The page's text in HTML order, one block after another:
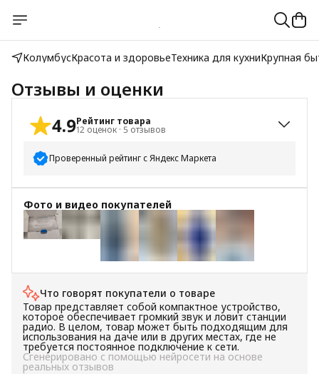
КолумбусКрасота и здоровьеТехника для кухниКрупная
Отзывы и оценки
4.9Рейтинг товара
12 оценок · 5 отзывов
Проверенный рейтинг с Яндекс Маркета
5 звёзд
11
4 звезды
3 звезды
Фото и видео покупателей
+5
Что говорят покупатели о товаре
Товар представляет собой компактное устройство,
которое обеспечивает громкий звук и ловит станции
радио. В целом, товар может быть подходящим для
использования на даче или в других местах, где не
требуется постоянное подключение к сети.
Сгенерировано с помощью нейросети на основе
реальных отзывов